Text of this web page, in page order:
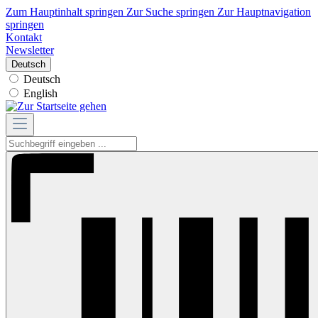
Zum Hauptinhalt springen Zur Suche springen Zur Hauptnavigation
springen
Kontakt
Newsletter
Deutsch
Deutsch
English